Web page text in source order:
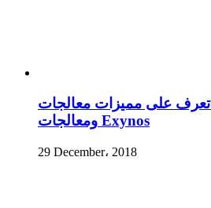
تعرف على مميزات معالجات Snapdragon –
ومعالجات Exynos
29 December، 2018